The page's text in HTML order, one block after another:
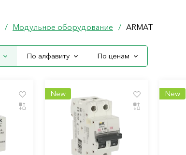
/ Модульное оборудование / ARMAT
По алфавиту По ценам
New New